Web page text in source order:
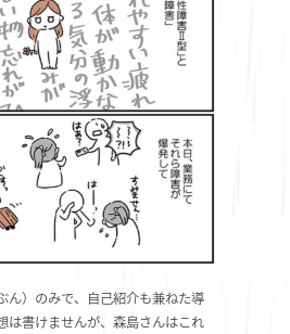
ん）のみで、自己紹介も兼ねた導
は書けませんが、森島さんはこれ